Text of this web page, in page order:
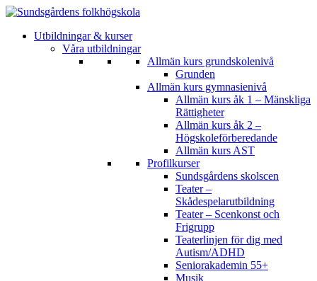
Utbildningar & kurser
Våra utbildningar
Allmän kurs grundskolenivå
Grunden
Allmän kurs gymnasienivå
Allmän kurs åk 1 – Mänskliga
Rättigheter
Allmän kurs åk 2 –
Högskoleförberedande
Allmän kurs AST
Profilkurser
Sundsgårdens skolscen
Teater –
Skådespelarutbildning
Teater – Scenkonst och
Frigrupp
Teaterlinjen för dig med
Autism/ADHD
Seniorakademin 55+
Musik